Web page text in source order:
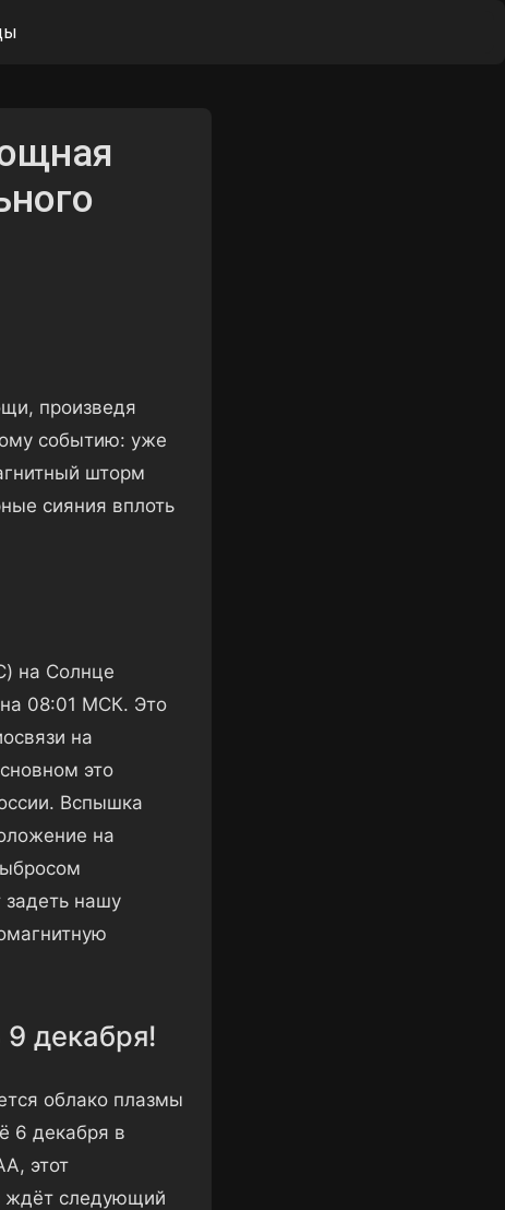
произведя
событию: уже
шторм
сияния вплоть
на Солнце
08:01 МСК. Это
на
это
Вспышка
на
нашу
декабря!
облако плазмы
6 декабря в
этот
ждёт следующий